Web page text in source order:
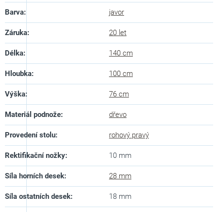
Barva: javor
Záruka: 20 let
Délka: 140 cm
Hloubka: 100 cm
Výška: 76 cm
Materiál podnože: dřevo
Provedení stolu: rohový pravý
Rektifikační nožky: 10 mm
Síla horních desek: 28 mm
Síla ostatních desek: 18 mm